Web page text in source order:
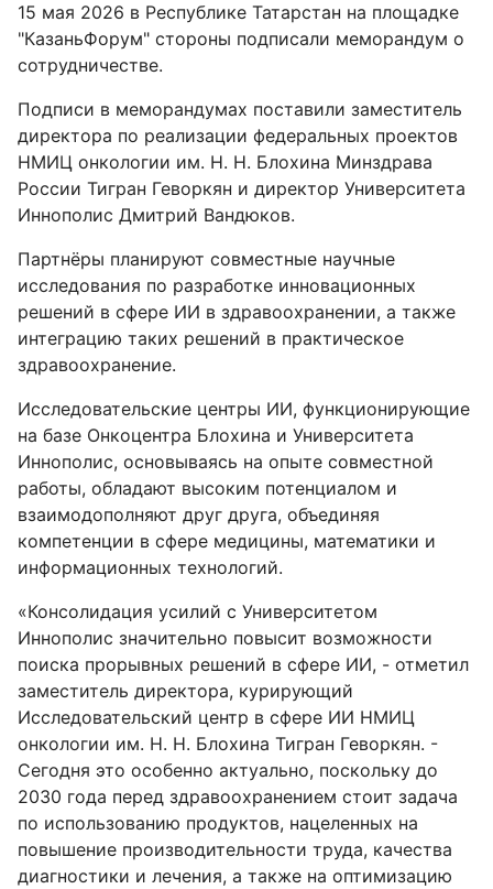
15 мая 2026 в Республике Татарстан на площадке
"КазаньФорум" стороны подписали меморандум о
сотрудничестве.
Подписи в меморандумах поставили заместитель
директора по реализации федеральных проектов
НМИЦ онкологии им. Н. Н. Блохина Минздрава
России Тигран Геворкян и директор Университета
Иннополис Дмитрий Вандюков.
Партнёры планируют совместные научные
исследования по разработке инновационных
решений в сфере ИИ в здравоохранении, а также
интеграцию таких решений в практическое
здравоохранение.
Исследовательские центры ИИ, функционирующие
на базе Онкоцентра Блохина и Университета
Иннополис, основываясь на опыте совместной
работы, обладают высоким потенциалом и
взаимодополняют друг друга, объединяя
компетенции в сфере медицины, математики и
информационных технологий.
«Консолидация усилий с Университетом
Иннополис значительно повысит возможности
поиска прорывных решений в сфере ИИ, - отметил
заместитель директора, курирующий
Исследовательский центр в сфере ИИ НМИЦ
онкологии им. Н. Н. Блохина Тигран Геворкян. -
Сегодня это особенно актуально, поскольку до
2030 года перед здравоохранением стоит задача
по использованию продуктов, нацеленных на
повышение производительности труда, качества
диагностики и лечения, а также на оптимизацию